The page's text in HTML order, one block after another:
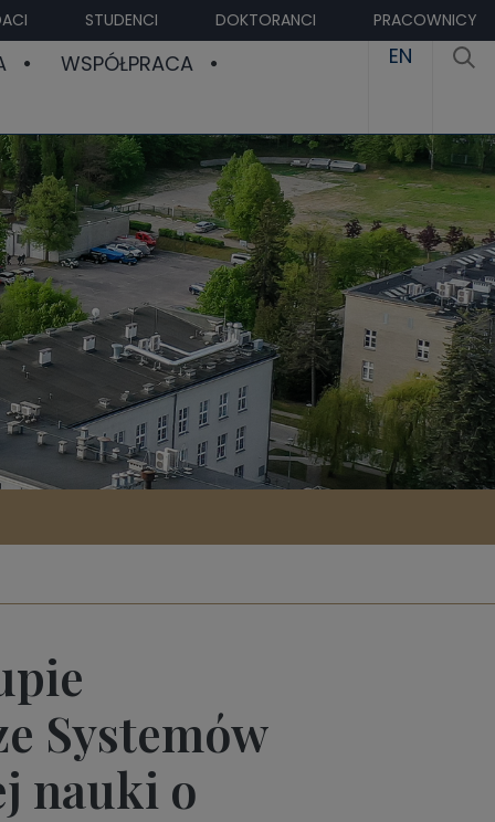
STUDENCI DOKTORANCI PRACOWNICY
WSPÓŁPRACA
EN
Systemów
nauki o